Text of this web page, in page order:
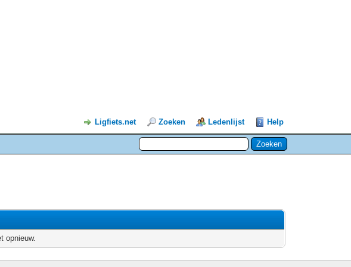
Ligfiets.net Zoeken Ledenlijst Help
opnieuw.